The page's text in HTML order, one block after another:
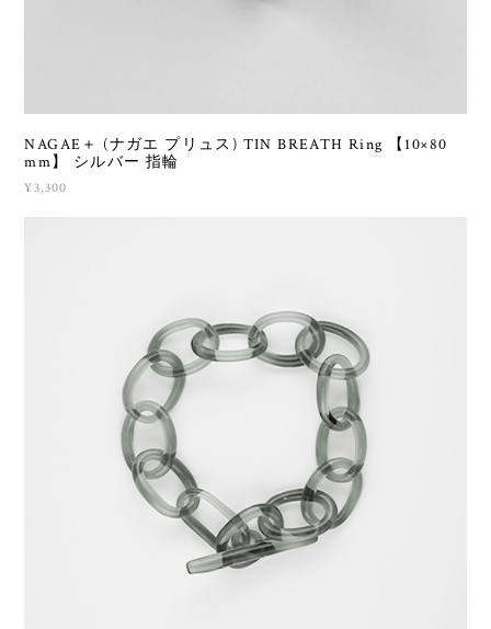
NAGAE＋ (ナガエ プリュス) TIN BREATH Ring 【10×80
mm】 シルバー 指輪
¥3,300